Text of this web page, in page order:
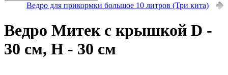
Ведро для прикормки большое 10 литров (Три кита)
Ведро Митек с крышкой D -
30 см, H - 30 см